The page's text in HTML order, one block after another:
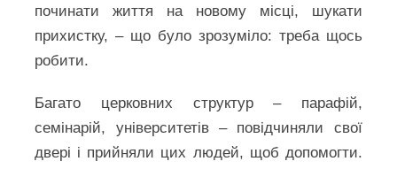
починати життя на новому місці, шукати
прихистку, – що було зрозуміло: треба щось
робити.
Багато церковних структур – парафій,
семінарій, університетів – повідчиняли свої
двері і прийняли цих людей, щоб допомогти.